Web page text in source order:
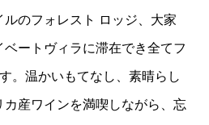
のフォレスト ロッジ、大家
ートヴィラに滞在でき全てフ
。温かいもてなし、素晴らし
産ワインを満喫しながら、忘